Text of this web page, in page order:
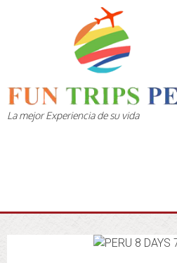
La mejor Experiencia de su vida